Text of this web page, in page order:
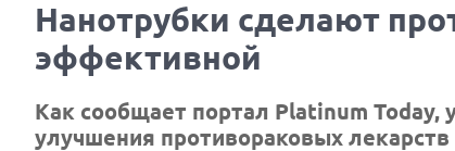
Нанотрубки сделают
эффективной
Как сообщает портал Platinum
улучшения противораковых